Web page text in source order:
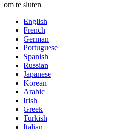
om te sluten
English
French
German
Portuguese
Spanish
Russian
Japanese
Korean
Arabic
Irish
Greek
Turkish
Italian